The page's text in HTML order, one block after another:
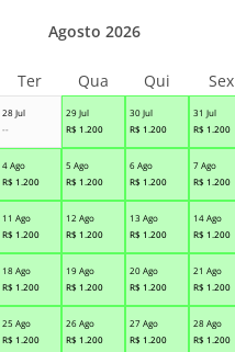
28 Jul
--
29 Jul
R$ 1.200
30 Jul
R$ 1.200
31 Jul
R$ 1.200
4 Ago
R$ 1.200
5 Ago
R$ 1.200
6 Ago
R$ 1.200
7 Ago
R$ 1.200
11 Ago
R$ 1.200
12 Ago
R$ 1.200
13 Ago
R$ 1.200
14 Ago
R$ 1.200
18 Ago
R$ 1.200
19 Ago
R$ 1.200
20 Ago
R$ 1.200
21 Ago
R$ 1.200
25 Ago
R$ 1.200
26 Ago
R$ 1.200
27 Ago
R$ 1.200
28 Ago
R$ 1.200
Agosto 2026
Ter Qua Qui Sex